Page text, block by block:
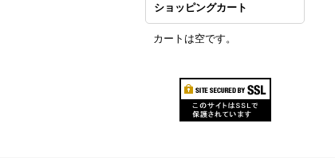
ショッピングカート
カートは空です。